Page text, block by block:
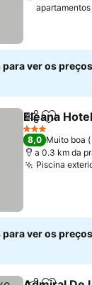
apartamentos
para ver os preços
Partilhar
Eleana Hotel
3 Estrelas
8,0 Muito boa
a 0.3 km da
Piscina
para ver os preços